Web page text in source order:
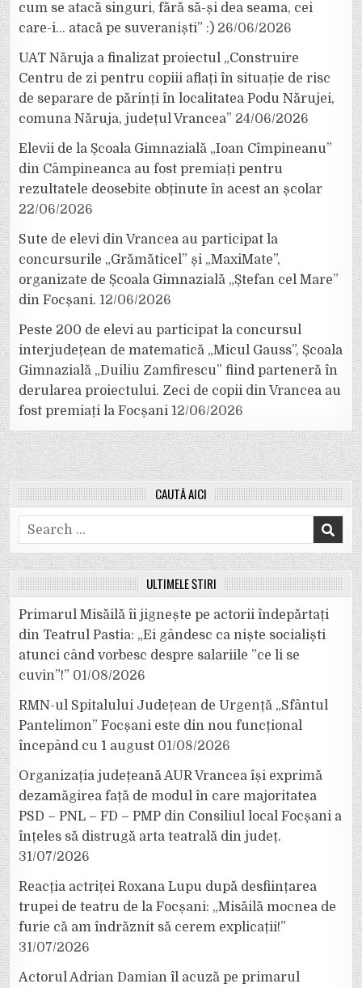
cum se atacă singuri, fără să-și dea seama, cei
care-i… atacă pe suveraniști” :) 26/06/2026
UAT Năruja a finalizat proiectul „Construire
Centru de zi pentru copiii aflați în situație de risc
de separare de părinți în localitatea Podu Nărujei,
comuna Năruja, județul Vrancea” 24/06/2026
Elevii de la Școala Gimnazială „Ioan Cîmpineanu”
din Câmpineanca au fost premiați pentru
rezultatele deosebite obținute în acest an școlar
22/06/2026
Sute de elevi din Vrancea au participat la
concursurile „Grămăticel” și „MaxiMate”,
organizate de Școala Gimnazială „Ștefan cel Mare”
din Focșani. 12/06/2026
Peste 200 de elevi au participat la concursul
interjudețean de matematică „Micul Gauss”, Școala
Gimnazială „Duiliu Zamfirescu” fiind parteneră în
derularea proiectului. Zeci de copii din Vrancea au
fost premiați la Focșani 12/06/2026
CAUTĂ AICI
Search
for:
ULTIMELE ȘTIRI
Primarul Misăilă îi jignește pe actorii îndepărtați
din Teatrul Pastia: „Ei gândesc ca niște socialiști
atunci când vorbesc despre salariile ”ce li se
cuvin”!” 01/08/2026
RMN-ul Spitalului Județean de Urgență „Sfântul
Pantelimon” Focșani este din nou funcțional
începând cu 1 august 01/08/2026
Organizația județeană AUR Vrancea își exprimă
dezamăgirea față de modul în care majoritatea
PSD – PNL – FD – PMP din Consiliul local Focșani a
înțeles să distrugă arta teatrală din județ.
31/07/2026
Reacția actriței Roxana Lupu după desființarea
trupei de teatru de la Focșani: „Misăilă mocnea de
furie că am îndrăznit să cerem explicații!”
31/07/2026
Actorul Adrian Damian îl acuză pe primarul